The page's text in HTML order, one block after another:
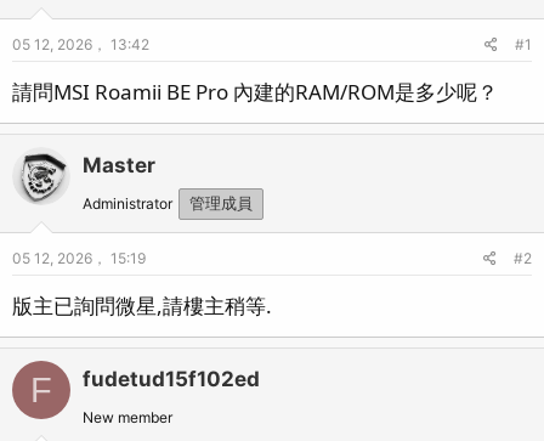
人
05 12, 2026， 13:42 #1
請問MSI Roamii BE Pro 內建的RAM/ROM是多少呢？
Master
Administrator 管理成員
05 12, 2026， 15:19 #2
版主已詢問微星,請樓主稍等.
F fudetud15f102ed
New member